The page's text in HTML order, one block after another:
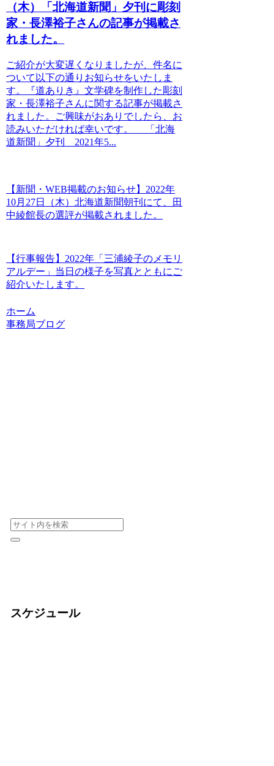
（木）「北海道新聞」夕刊に彫刻
家・長澤裕子さんの記事が掲載さ
れました。
ご紹介が大変遅くなりましたが、件名に
ついて以下の通りお知らせをいたしま
す。『道ありき』文学碑を制作した彫刻
家・長澤裕子さんに関する記事が掲載さ
れました。ご興味がおありでしたら、お
読みいただければ幸いです。 「北海
道新聞」夕刊 2021年5...
【新聞・WEB掲載のお知らせ】2022年
10月27日（木）北海道新聞朝刊にて、田
中綾館長の選評が掲載されました。
【行事報告】2022年「三浦綾子のメモリ
アルデー」当日の様子を写真とともにご
紹介いたします。
ホーム
事務局ブログ
スケジュール